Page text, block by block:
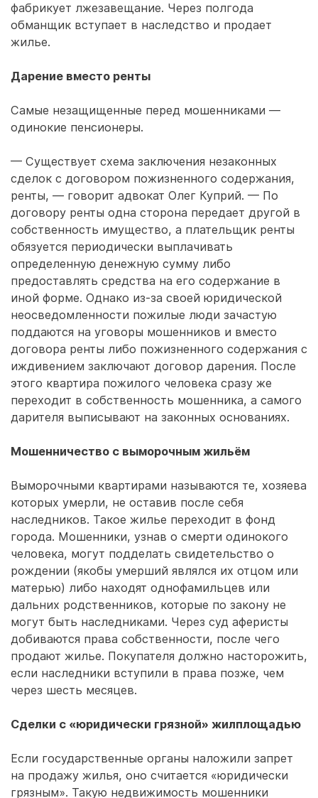
фабрикует лжезавещание. Через полгода
обманщик вступает в наследство и продает
жилье.
Дарение вместо ренты
Самые незащищенные перед мошенниками —
одинокие пенсионеры.
— Существует схема заключения незаконных
сделок с договором пожизненного содержания,
ренты, — говорит адвокат Олег Куприй. — По
договору ренты одна сторона передает другой в
собственность имущество, а плательщик ренты
обязуется периодически выплачивать
определенную денежную сумму либо
предоставлять средства на его содержание в
иной форме. Однако из-за своей юридической
неосведомленности пожилые люди зачастую
поддаются на уговоры мошенников и вместо
договора ренты либо пожизненного содержания с
иждивением заключают договор дарения. После
этого квартира пожилого человека сразу же
переходит в собственность мошенника, а самого
дарителя выписывают на законных основаниях.
Мошенничество с выморочным жильём
Выморочными квартирами называются те, хозяева
которых умерли, не оставив после себя
наследников. Такое жилье переходит в фонд
города. Мошенники, узнав о смерти одинокого
человека, могут подделать свидетельство о
рождении (якобы умерший являлся их отцом или
матерью) либо находят однофамильцев или
дальних родственников, которые по закону не
могут быть наследниками. Через суд аферисты
добиваются права собственности, после чего
продают жилье. Покупателя должно насторожить,
если наследники вступили в права позже, чем
через шесть месяцев.
Сделки с «юридически грязной» жилплощадью
Если государственные органы наложили запрет
на продажу жилья, оно считается «юридически
грязным». Такую недвижимость мошенники